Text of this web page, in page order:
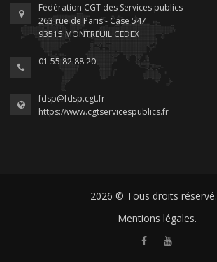
Fédération CGT des Services publics
263 rue de Paris - Case 547
93515 MONTREUIL CEDEX
01 55 82 88 20
fdsp@fdsp.cgt.fr
https://www.cgtservicespublics.fr
2026 © Tous droits réservé.
Mentions légales.